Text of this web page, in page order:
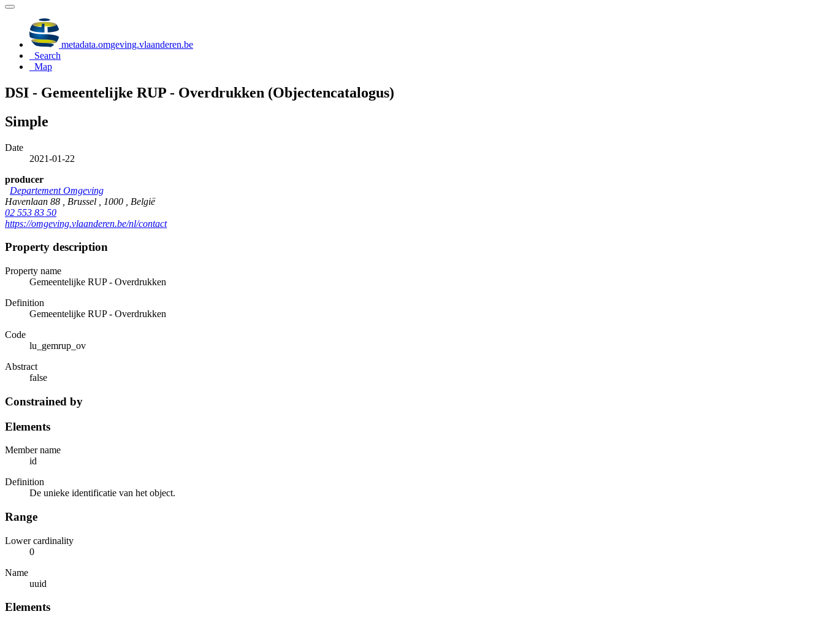
metadata.omgeving.vlaanderen.be
Search
Map
DSI - Gemeentelijke RUP - Overdrukken (Objectencatalogus)
Simple
Date
2021-01-22
producer
Departement Omgeving
Havenlaan 88 , Brussel , 1000 , België
02 553 83 50
https://omgeving.vlaanderen.be/nl/contact
Property description
Property name
Gemeentelijke RUP - Overdrukken
Definition
Gemeentelijke RUP - Overdrukken
Code
lu_gemrup_ov
Abstract
false
Constrained by
Elements
Member name
id
Definition
De unieke identificatie van het object.
Range
Lower cardinality
0
Name
uuid
Elements